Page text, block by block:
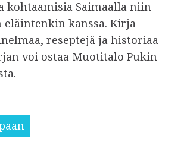
kohtaamisia Saimaalla niin
kanssa. Kirja
reseptejä ja historiaa
voi ostaa Muotitalo Pukin